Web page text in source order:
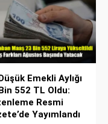
Emekli Aylığı
552 TL Oldu:
Resmi
Yayımlandı